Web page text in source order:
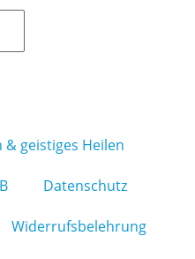
geistiges Heilen
Datenschutz
Widerrufsbelehrung